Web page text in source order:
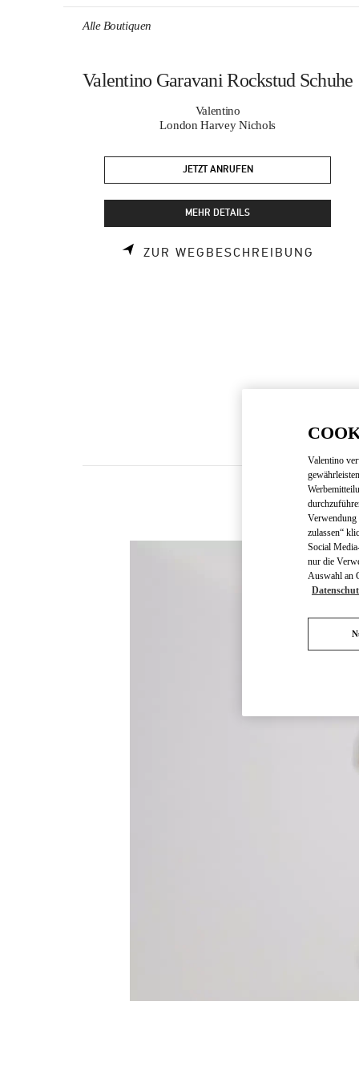
Alle Boutiquen
Valentino Garavani Rockstud Schuhe
Valentino
London Harvey Nichols
JETZT ANRUFEN
MEHR DETAILS
ZUR WEGBESCHREIBUNG
Valentino
zulassen“
Social
nur die
Auswahl an